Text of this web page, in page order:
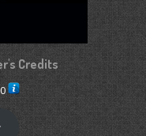
Credits
Fiyat
aralığı: